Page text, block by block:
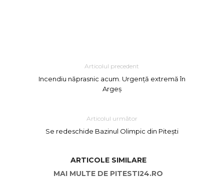
Articolul precedent
Incendiu năprasnic acum. Urgență extremă în
Argeș
Articolul următor
Se redeschide Bazinul Olimpic din Pitești
ARTICOLE SIMILARE
MAI MULTE DE PITESTI24.RO